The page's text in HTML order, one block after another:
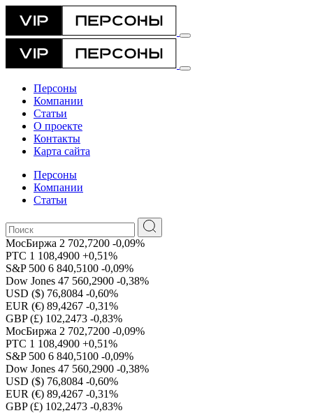
Персоны
Компании
Статьи
О проекте
Контакты
Карта сайта
Персоны
Компании
Статьи
МосБиржа 2 702,7200 -0,09%
РТС 1 108,4900 +0,51%
S&P 500 6 840,5100 -0,09%
Dow Jones 47 560,2900 -0,38%
USD ($) 76,8084 -0,60%
EUR (€) 89,4267 -0,31%
GBP (£) 102,2473 -0,83%
МосБиржа 2 702,7200 -0,09%
РТС 1 108,4900 +0,51%
S&P 500 6 840,5100 -0,09%
Dow Jones 47 560,2900 -0,38%
USD ($) 76,8084 -0,60%
EUR (€) 89,4267 -0,31%
GBP (£) 102,2473 -0,83%